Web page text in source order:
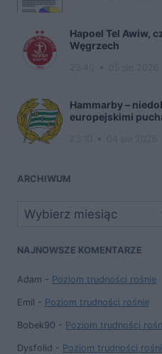
Hapoel Tel Awiw,
Węgrzech
Hammarby –
europejskimi
ARCHIWUM
Archiwa
NAJNOWSZE KOMENTARZE
Adam - Poziom trudności rośnie
Emil - Poziom trudności rośnie
Bobek90 - Poziom trudności
Dysfolid - Poziom trudności